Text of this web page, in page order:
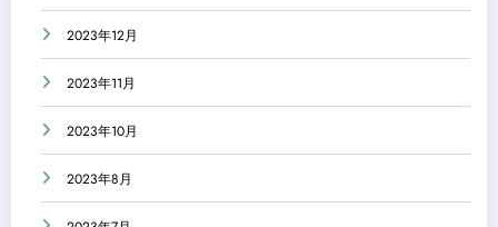
2023年12月
2023年11月
2023年10月
2023年8月